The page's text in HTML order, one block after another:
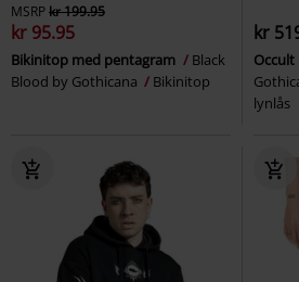
MSRPkr 199.95
kr 95.95
Bikinitop med pentagram
Black
Blood by Gothicana
Bikinitop
kr
lynlås